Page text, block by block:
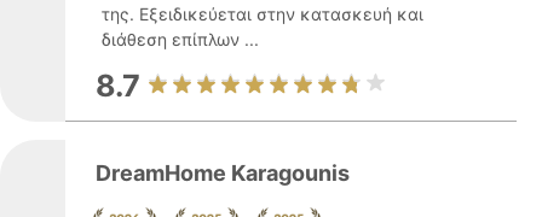
της. Εξειδικεύεται στην κατασκευή και
διάθεση επίπλων ...
8.7
DreamHome Karagounis